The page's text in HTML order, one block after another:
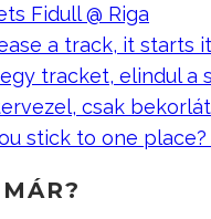
Fidull @ Riga
a track, it starts
tracket, elindul a
csak
stick to one